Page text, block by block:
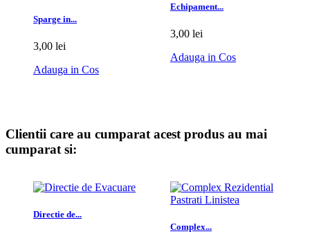
Sparge in...
3,00 lei
Adauga in Cos
Echipament...
3,00 lei
Adauga in Cos
Clientii care au cumparat acest produs au mai
cumparat si:
Directie de...
Complex...